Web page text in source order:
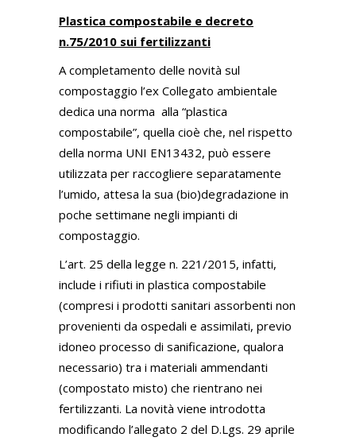
Plastica compostabile e decreto
n.75/2010 sui fertilizzanti
A completamento delle novità sul
compostaggio l’ex Collegato ambientale
dedica una norma alla “plastica
compostabile”, quella cioè che, nel rispetto
della norma UNI EN13432, può essere
utilizzata per raccogliere separatamente
l’umido, attesa la sua (bio)degradazione in
poche settimane negli impianti di
compostaggio.
L’art. 25 della legge n. 221/2015, infatti,
include i rifiuti in plastica compostabile
(compresi i prodotti sanitari assorbenti non
provenienti da ospedali e assimilati, previo
idoneo processo di sanificazione, qualora
necessario) tra i materiali ammendanti
(compostato misto) che rientrano nei
fertilizzanti. La novità viene introdotta
modificando l’allegato 2 del D.Lgs. 29 aprile